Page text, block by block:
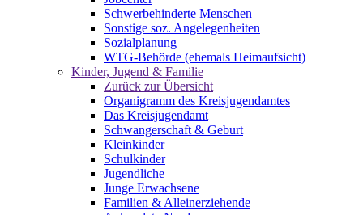
Schwerbehinderte Menschen
Sonstige soz. Angelegenheiten
Sozialplanung
WTG-Behörde (ehemals Heimaufsicht)
Kinder, Jugend & Familie
Zurück zur Übersicht
Organigramm des Kreisjugendamtes
Das Kreisjugendamt
Schwangerschaft & Geburt
Kleinkinder
Schulkinder
Jugendliche
Junge Erwachsene
Familien & Alleinerziehende